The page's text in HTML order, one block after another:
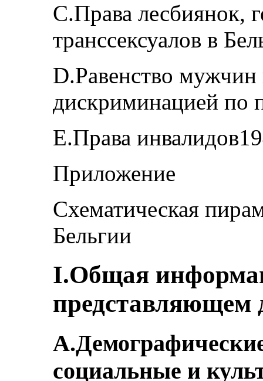
C.Права лесбиянок,
транссексуалов в
D.Равенство
дискриминацией по
E.Права
Приложение
Схематическая
Бельгии
I.Общая
представляющем
социальные и